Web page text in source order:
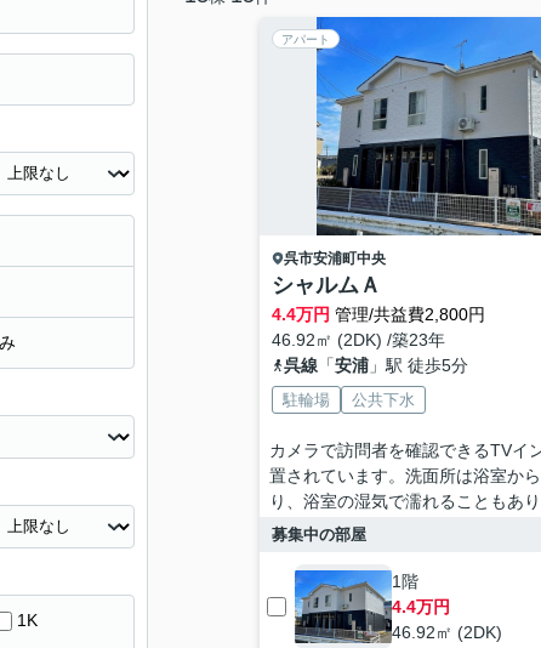
アパート
呉市安浦町中央
シャルムＡ
4.4万円 管理/共益費2,800円
46.92㎡ (2DK) /築23年
呉線「安浦」駅 徒歩5分
駐輪場 公共下水
カメラで訪問者を確認できるTVイ
置されています。洗面所は浴室か
り、浴室の湿気で濡れることもあり
募集中の部屋
1階
4.4万円
46.92㎡ (2DK)
1K